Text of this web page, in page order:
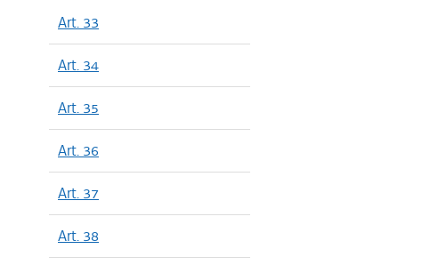
Art. 33
Art. 34
Art. 35
Art. 36
Art. 37
Art. 38